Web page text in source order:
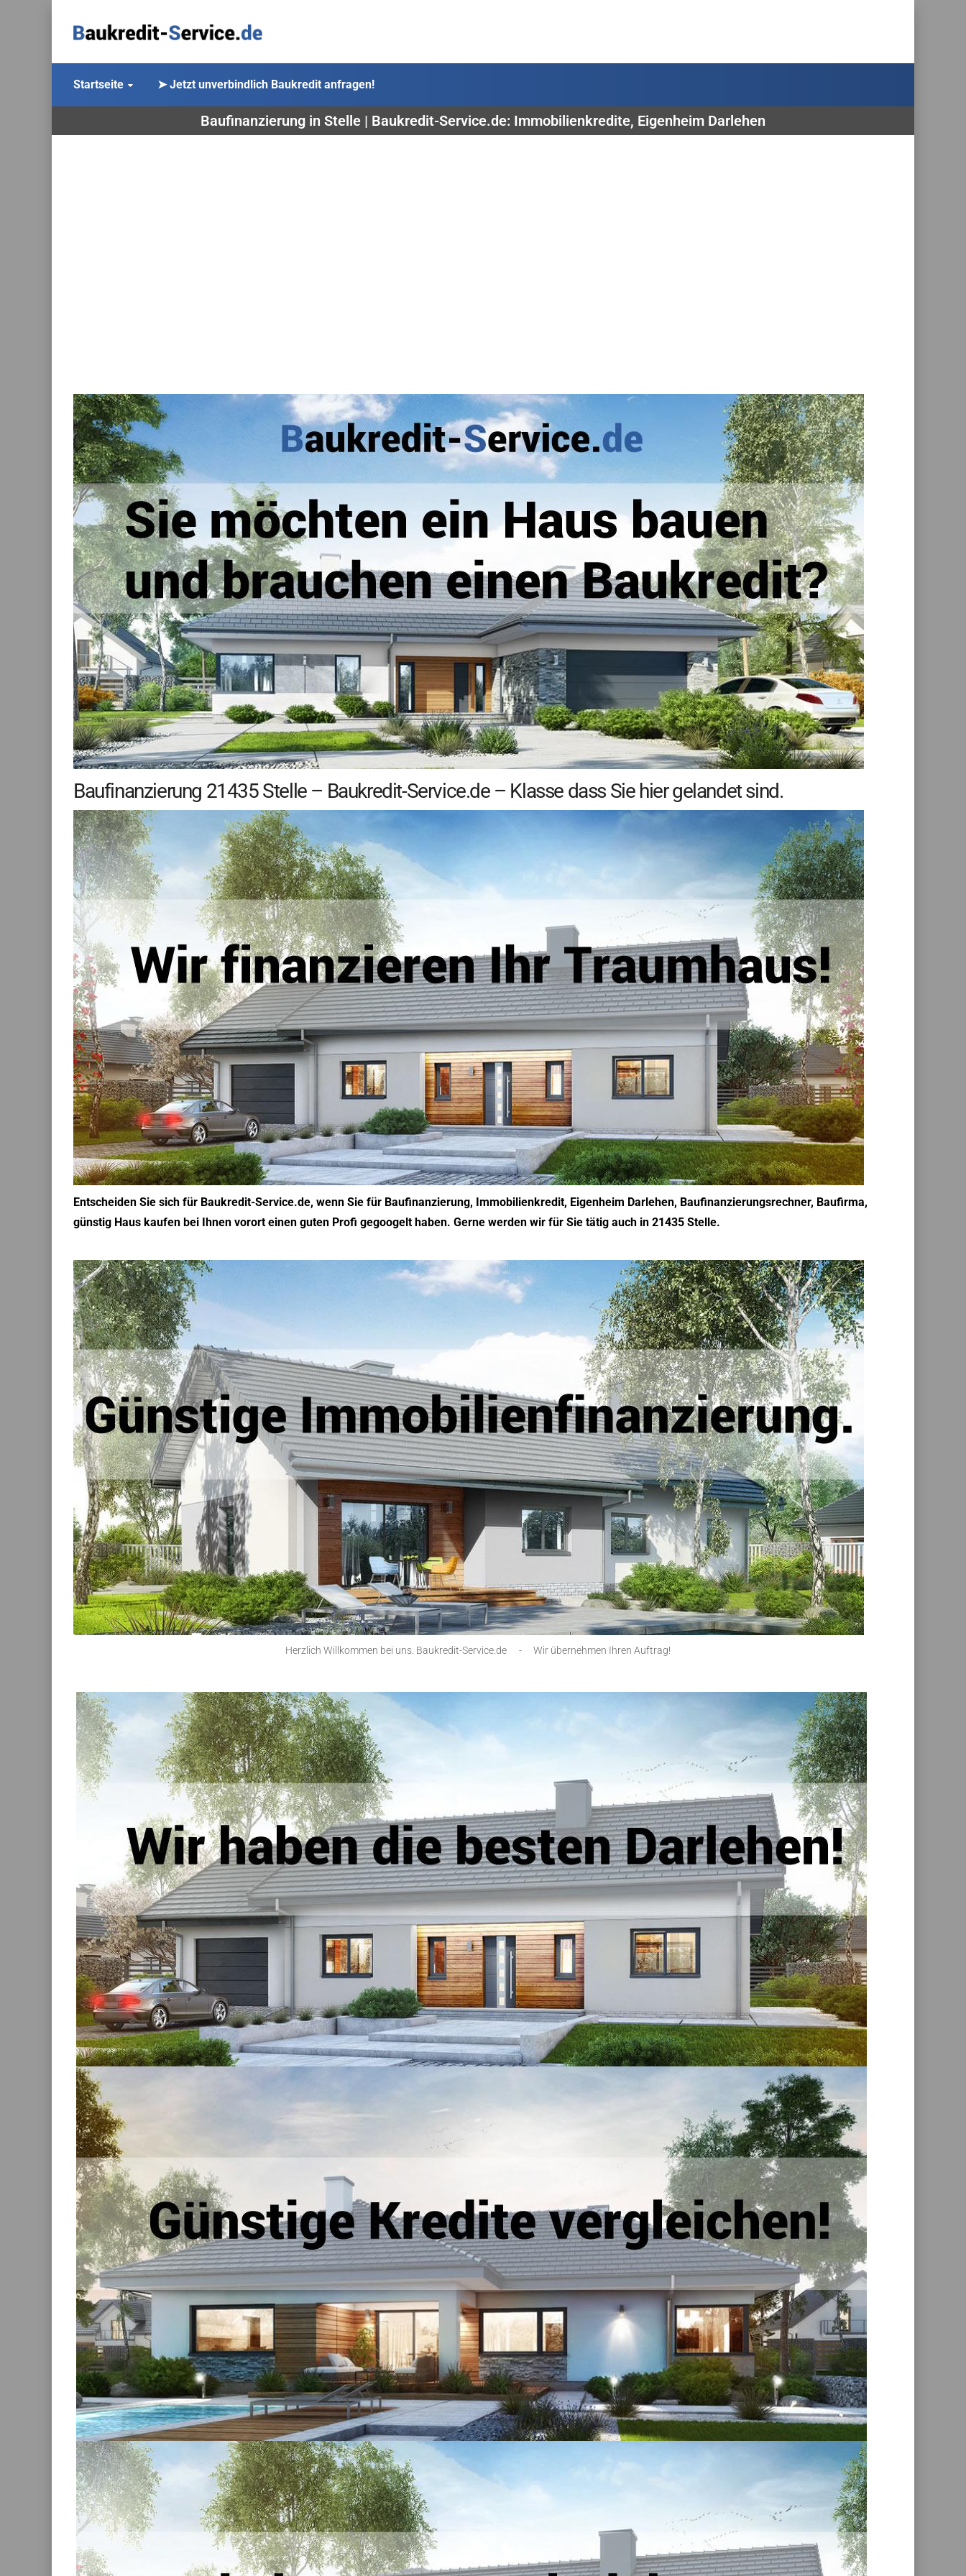
Startseite ➤ Jetzt unverbindlich Baukredit anfragen!
Baufinanzierung in Stelle | Baukredit-Service.de: Immobilienkredite, Eigenheim Darlehen
Baufinanzierung 21435 Stelle – Baukredit-Service.de – Klasse dass Sie hier gelandet sind.
Entscheiden Sie sich für Baukredit-Service.de, wenn Sie für Baufinanzierung, Immobilienkredit, Eigenheim Darlehen, Baufinanzierungsrechner, Baufirma,
günstig Haus kaufen bei Ihnen vorort einen guten Profi gegoogelt haben. Gerne werden wir für Sie tätig auch in 21435 Stelle.
Herzlich Willkommen bei uns. Baukredit-Service.de - Wir übernehmen Ihren Auftrag!